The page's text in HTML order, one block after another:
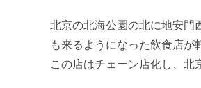
北京の北海公園の北に地安門
も来るようになった飲食店が
この店はチェーン店化し、北